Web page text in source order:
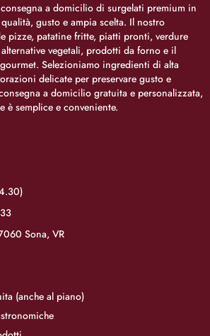
a domicilio di surgelati premium in
gusto e ampia scelta. Il nostro
pizze, patatine fritte, piatti pronti, verdure
vegetali, prodotti da forno e il
Selezioniamo ingredienti di alta
delicate per preservare gusto e
a domicilio gratuita e personalizzata,
è semplice e conveniente.
Sona, VR
(anche al piano)